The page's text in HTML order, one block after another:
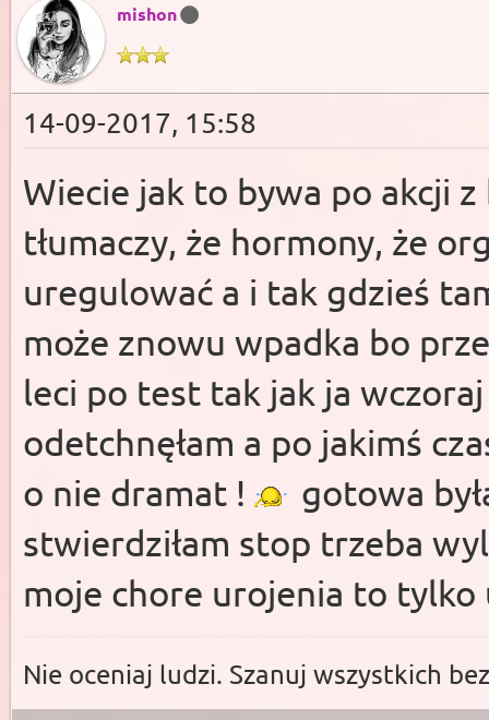
mishon
14-09-2017, 15:58
Wiecie jak to bywa po akcji
tłumaczy, że hormony, że
uregulować a i tak gdzieś
może znowu wpadka bo
leci po test tak jak ja
odetchnęłam a po jakimś
o nie dramat !
gotowa
stwierdziłam stop trzeba
moje chore urojenia to tylko
Nie oceniaj ludzi. Szanuj wszystkich